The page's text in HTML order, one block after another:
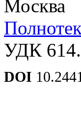
Москва
УДК
DOI